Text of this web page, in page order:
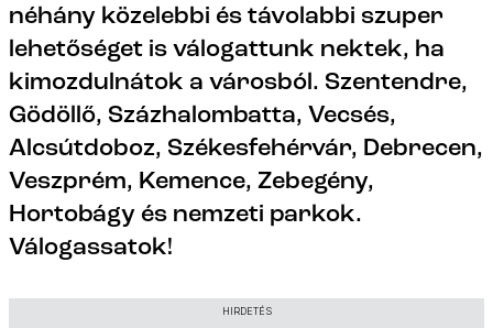
néhány közelebbi és távolabbi szuper
lehetőséget is válogattunk nektek, ha
kimozdulnátok a városból. Szentendre,
Gödöllő, Százhalombatta, Vecsés,
Alcsútdoboz, Székesfehérvár, Debrecen,
Veszprém, Kemence, Zebegény,
Hortobágy és nemzeti parkok.
Válogassatok!
HIRDETÉS